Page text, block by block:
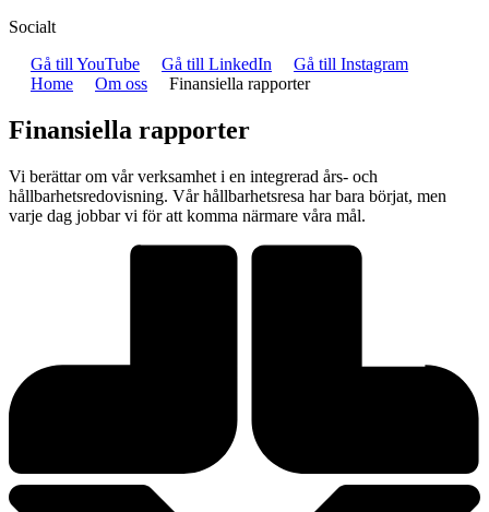
Socialt
Gå till YouTube
Gå till LinkedIn
Gå till Instagram
Home
Om oss Finansiella rapporter
Finansiella rapporter
Vi berättar om vår verksamhet i en integrerad års- och
hållbarhetsredovisning. Vår hållbarhetsresa har bara börjat, men
varje dag jobbar vi för att komma närmare våra mål.